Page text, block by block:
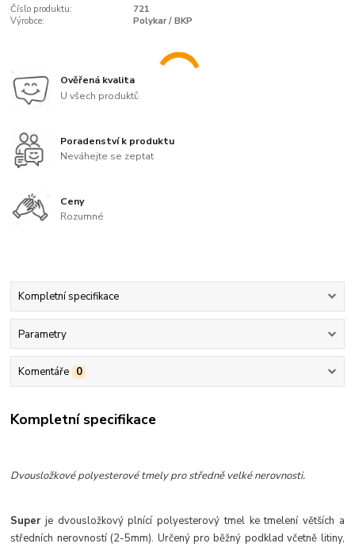
Číslo produktu:
721
Výrobce:
Polykar / BKP
Ověřená kvalita
U všech produktů
Poradenství k produktu
Neváhejte se zeptat
Ceny
Rozumné
Kompletní specifikace
Parametry
Komentáře 0
Kompletní specifikace
Dvousložkové polyesterové tmely pro středně velké nerovnosti.
Superje dvousložkový plnící polyesterový tmel ke tmelení větších a
středních nerovností (2-5mm). Určený pro běžný podklad včetně litiny,